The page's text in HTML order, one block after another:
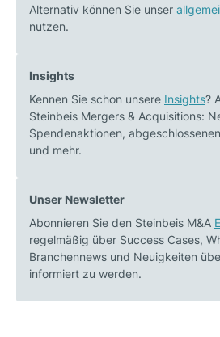
der
Digitalisierung
Alternativ können Sie unser
nutzen.
Insights
Kennen Sie schon unsere Insights?
Steinbeis Mergers & Acquisitions:
Spendenaktionen,
und mehr.
Unser Newsletter
Abonnieren Sie den Steinbeis M&A
regelmäßig über Success Cases,
Branchennews und Neuigkeiten
informiert zu werden.